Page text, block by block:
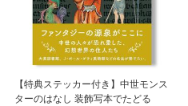
【特典ステッカー付き】中世モンス
ターのはなし 装飾写本でたどる